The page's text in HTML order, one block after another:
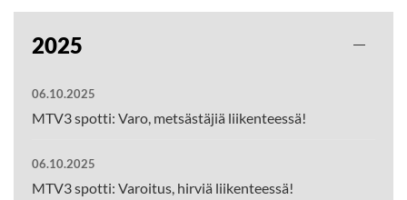
2025
06.10.2025
MTV3 spotti: Varo, metsästäjiä liikenteessä!
06.10.2025
MTV3 spotti: Varoitus, hirviä liikenteessä!